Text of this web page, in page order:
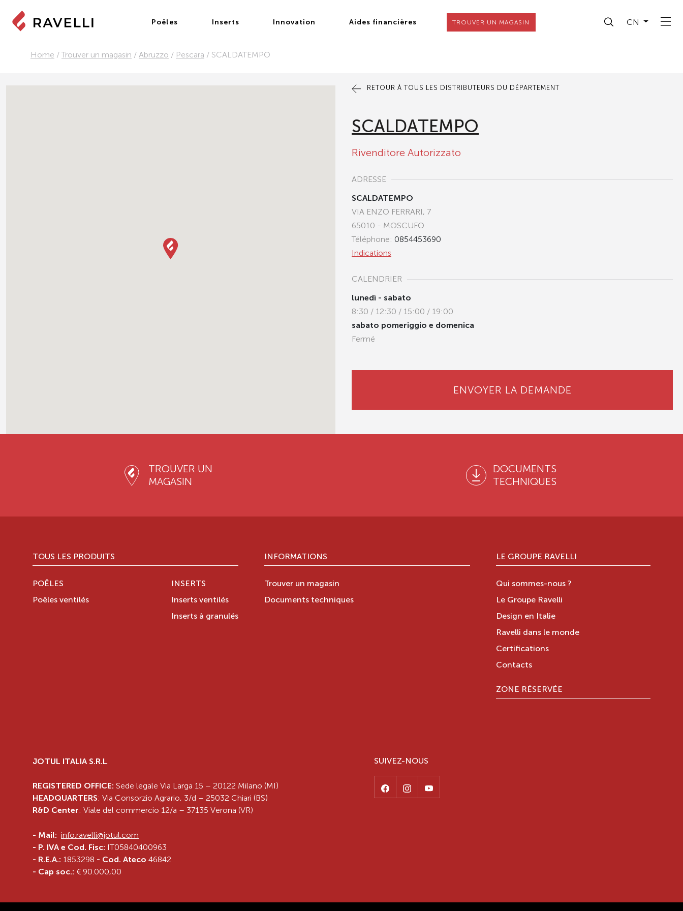
Poêles Inserts Innovation Aides financières TROUVER UN MAGASIN CN
Home / Trouver un magasin / Abruzzo / Pescara / SCALDATEMPO
RETOUR À TOUS LES DISTRIBUTEURS DU DÉPARTEMENT
SCALDATEMPO
Rivenditore Autorizzato
ADRESSE
SCALDATEMPO
VIA ENZO FERRARI, 7
65010 - MOSCUFO
Téléphone: 0854453690
Indications
CALENDRIER
lunedì - sabato
8:30 / 12:30 / 15:00 / 19:00
sabato pomeriggio e domenica
Fermé
ENVOYER LA DEMANDE
TROUVER UN
MAGASIN
DOCUMENTS
TECHNIQUES
TOUS LES PRODUITS
POÊLES
Poêles ventilés
INSERTS
Inserts ventilés
Inserts à granulés
INFORMATIONS
Trouver un magasin
Documents techniques
LE GROUPE RAVELLI
Qui sommes-nous ?
Le Groupe Ravelli
Design en Italie
Ravelli dans le monde
Certifications
Contacts
ZONE RÉSERVÉE
JOTUL ITALIA S.R.L.
REGISTERED OFFICE: Sede legale Via Larga 15 – 20122 Milano (MI)
HEADQUARTERS: Via Consorzio Agrario, 3/d – 25032 Chiari (BS)
R&D Center: Viale del commercio 12/a – 37135 Verona (VR)
- Mail: info.ravelli@jotul.com
- P. IVA e Cod. Fisc: IT05840400963
- R.E.A.: 1853298 - Cod. Ateco 46842
- Cap soc.: € 90.000,00
SUIVEZ-NOUS